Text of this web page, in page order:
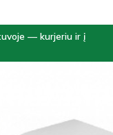
— kurjeriu ir į